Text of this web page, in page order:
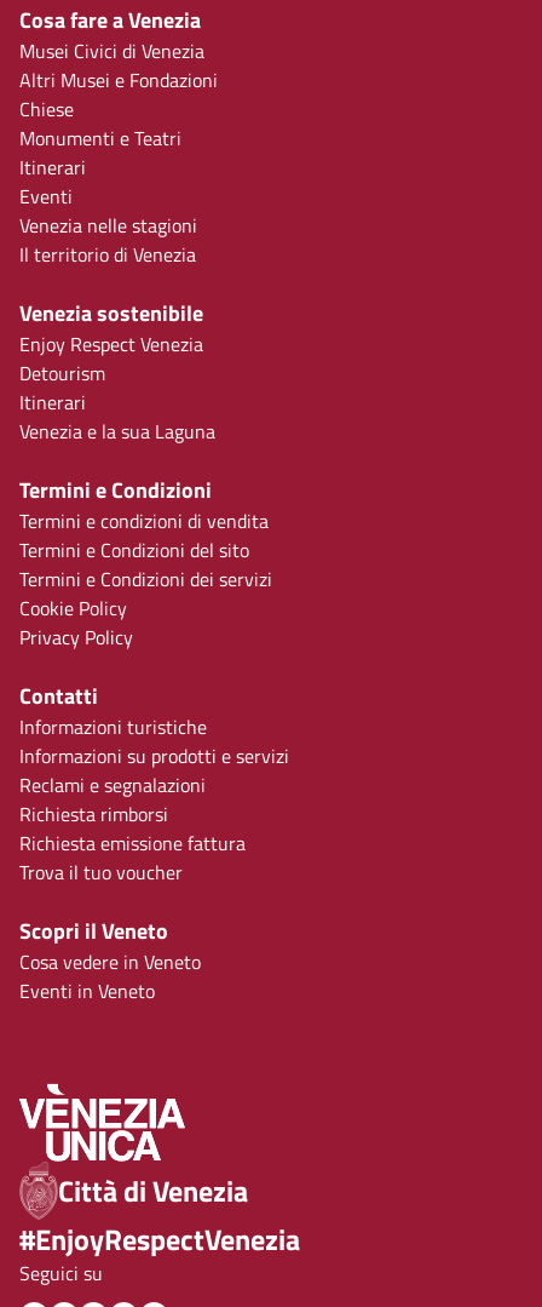
Cosa fare a Venezia
Musei Civici di Venezia
Altri Musei e Fondazioni
Chiese
Monumenti e Teatri
Itinerari
Eventi
Venezia nelle stagioni
Il territorio di Venezia
Venezia sostenibile
Enjoy Respect Venezia
Detourism
Itinerari
Venezia e la sua Laguna
Termini e Condizioni
Termini e condizioni di vendita
Termini e Condizioni del sito
Termini e Condizioni dei servizi
Cookie Policy
Privacy Policy
Contatti
Informazioni turistiche
Informazioni su prodotti e servizi
Reclami e segnalazioni
Richiesta rimborsi
Richiesta emissione fattura
Trova il tuo voucher
Scopri il Veneto
Cosa vedere in Veneto
Eventi in Veneto
Città di Venezia
#EnjoyRespectVenezia
Seguici su